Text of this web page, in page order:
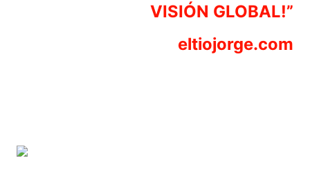
VISIÓN GLOBAL!”
eltiojorge.com